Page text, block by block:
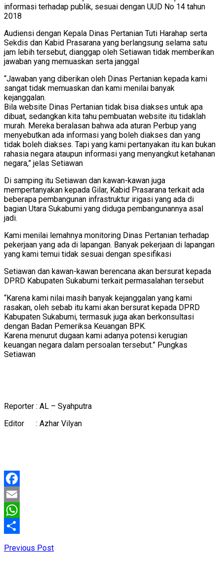
informasi terhadap publik, sesuai dengan UUD No 14 tahun
2018
Audiensi dengan Kepala Dinas Pertanian Tuti Harahap serta
Sekdis dan Kabid Prasarana yang berlangsung selama satu
jam lebih tersebut, dianggap oleh Setiawan tidak memberikan
jawaban yang memuaskan serta janggal
“Jawaban yang diberikan oleh Dinas Pertanian kepada kami
sangat tidak memuaskan dan kami menilai banyak
kejanggalan.
Bila website Dinas Pertanian tidak bisa diakses untuk apa
dibuat, sedangkan kita tahu pembuatan website itu tidaklah
murah. Mereka beralasan bahwa ada aturan Perbup yang
menyebutkan ada informasi yang boleh diakses dan yang
tidak boleh diakses. Tapi yang kami pertanyakan itu kan bukan
rahasia negara ataupun informasi yang menyangkut ketahanan
negara,” jelas Setiawan
Di samping itu Setiawan dan kawan-kawan juga
mempertanyakan kepada Gilar, Kabid Prasarana terkait ada
beberapa pembangunan infrastruktur irigasi yang ada di
bagian Utara Sukabumi yang diduga pembangunannya asal
jadi.
Kami menilai lemahnya monitoring Dinas Pertanian terhadap
pekerjaan yang ada di lapangan. Banyak pekerjaan di lapangan
yang kami temui tidak sesuai dengan spesifikasi
Setiawan dan kawan-kawan berencana akan bersurat kepada
DPRD Kabupaten Sukabumi terkait permasalahan tersebut
“Karena kami nilai masih banyak kejanggalan yang kami
rasakan, oleh sebab itu kami akan bersurat kepada DPRD
Kabupaten Sukabumi, termasuk juga akan berkonsultasi
dengan Badan Pemeriksa Keuangan BPK.
Karena menurut dugaan kami adanya potensi kerugian
keuangan negara dalam persoalan tersebut.” Pungkas
Setiawan
Reporter : AL – Syahputra
Editor : Azhar Vilyan
Facebook
Email
WhatsApp
Previous Post